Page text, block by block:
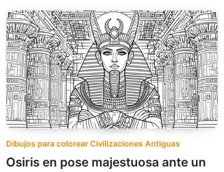
Dibujos para colorear Civilizaciones Antiguas
Osiris en pose majestuosa ante un